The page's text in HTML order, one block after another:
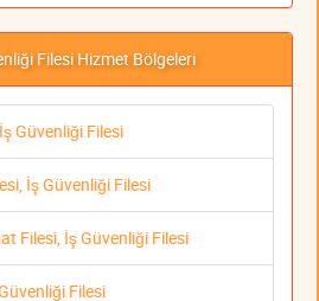
Filesi Hizmet Bölgeleri
Güvenliği Filesi
İş Güvenliği Filesi
Filesi, İş Güvenliği Filesi
Filesi